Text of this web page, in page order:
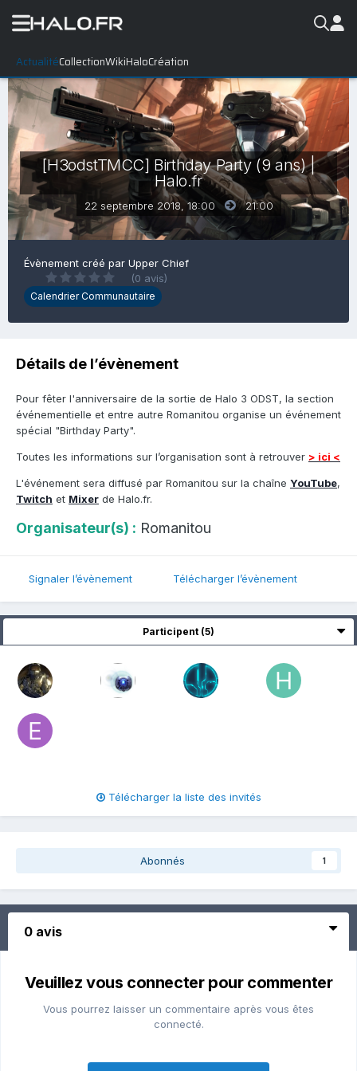
ActualitéCollectionWikiHaloCréation
[H3odstTMCC] Birthday Party (9 ans) |
Halo.fr
22 septembre 2018, 18:00 21:00
Évènement créé par Upper Chief
(0 avis)
Calendrier Communautaire
Détails de l’évènement
Pour fêter l'anniversaire de la sortie de Halo 3 ODST, la section
événementielle et entre autre Romanitou organise un événement
spécial "Birthday Party".
Toutes les informations sur l’organisation sont à retrouver > ici <
L'événement sera diffusé par Romanitou sur la chaîne YouTube,
Twitch et Mixer de Halo.fr.
Organisateur(s) : Romanitou
Signaler l’évènement Télécharger l’évènement
Participent (5)
Télécharger la liste des invités
Abonnés 1
0 avis
Veuillez vous connecter pour commenter
Vous pourrez laisser un commentaire après vous êtes
connecté.